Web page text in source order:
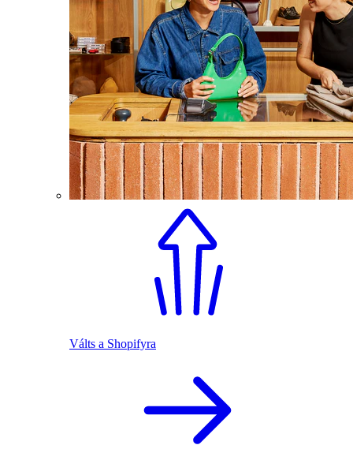
Válts a Shopifyra